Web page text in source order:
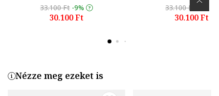
33.100 Ft -9%
30.100 Ft
33.100 Ft
30.100 Ft
Nézze meg ezeket is